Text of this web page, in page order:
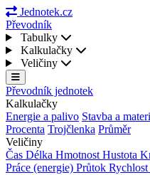
Jednotek.cz
Převodník
Tabulky
Kalkulačky
Veličiny
Převodník jednotek
Kalkulačky
Energie a palivo Stavba a
Procenta Trojčlenka Průměr
Veličiny
Čas Délka Hmotnost Hustota
Práce (energie) Průtok Rychlost